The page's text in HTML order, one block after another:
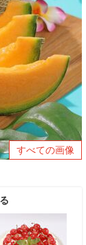
すべての画像